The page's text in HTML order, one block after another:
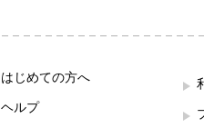
はじめての方へ
ヘルプ